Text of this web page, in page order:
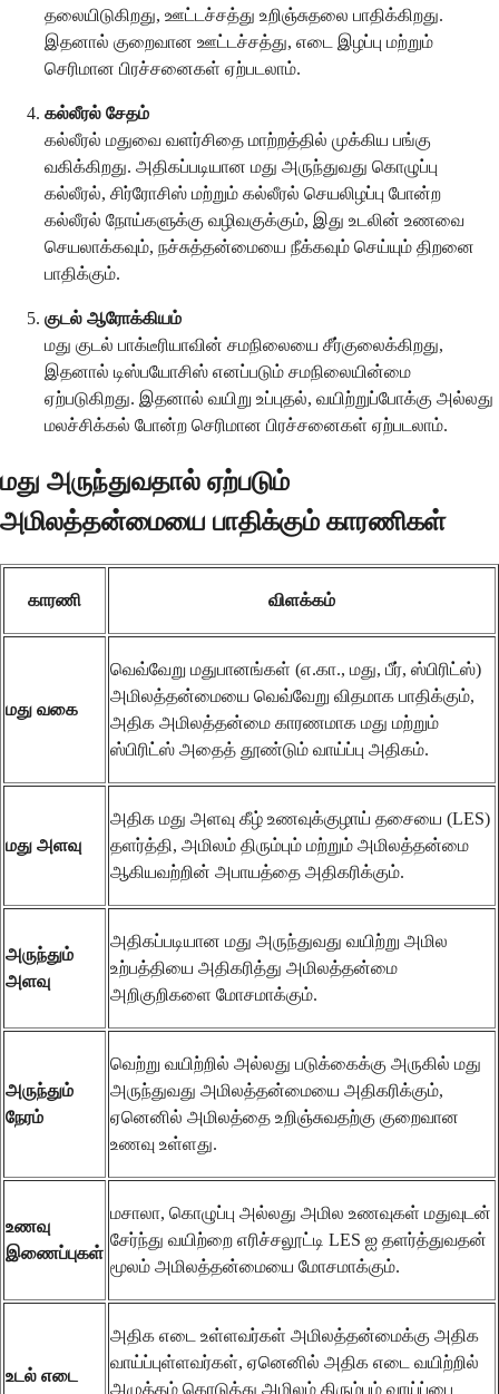
தலையிடுகிறது, ஊட்டச்சத்து உறிஞ்சுதலை பாதிக்கிறது.
இதனால் குறைவான ஊட்டச்சத்து, எடை இழப்பு மற்றும்
செரிமான பிரச்சனைகள் ஏற்படலாம்.
கல்லீரல் சேதம்
கல்லீரல் மதுவை வளர்சிதை மாற்றத்தில் முக்கிய பங்கு
வகிக்கிறது. அதிகப்படியான மது அருந்துவது கொழுப்பு
கல்லீரல், சிர்ரோசிஸ் மற்றும் கல்லீரல் செயலிழப்பு போன்ற
கல்லீரல் நோய்களுக்கு வழிவகுக்கும், இது உடலின் உணவை
செயலாக்கவும், நச்சுத்தன்மையை நீக்கவும் செய்யும் திறனை
பாதிக்கும்.
குடல் ஆரோக்கியம்
மது குடல் பாக்டீரியாவின் சமநிலையை சீர்குலைக்கிறது,
இதனால் டிஸ்பயோசிஸ் எனப்படும் சமநிலையின்மை
ஏற்படுகிறது. இதனால் வயிறு உப்புதல், வயிற்றுப்போக்கு அல்லது
மலச்சிக்கல் போன்ற செரிமான பிரச்சனைகள் ஏற்படலாம்.
மது அருந்துவதால் ஏற்படும்
அமிலத்தன்மையை பாதிக்கும் காரணிகள்
காரணி விளக்கம்
மது வகை
வெவ்வேறு மதுபானங்கள் (எ.கா., மது, பீர், ஸ்பிரிட்ஸ்)
அமிலத்தன்மையை வெவ்வேறு விதமாக பாதிக்கும்,
அதிக அமிலத்தன்மை காரணமாக மது மற்றும்
ஸ்பிரிட்ஸ் அதைத் தூண்டும் வாய்ப்பு அதிகம்.
மது அளவு
அதிக மது அளவு கீழ் உணவுக்குழாய் தசையை (LES)
தளர்த்தி, அமிலம் திரும்பும் மற்றும் அமிலத்தன்மை
ஆகியவற்றின் அபாயத்தை அதிகரிக்கும்.
அருந்தும்
அளவு
அதிகப்படியான மது அருந்துவது வயிற்று அமில
உற்பத்தியை அதிகரித்து அமிலத்தன்மை
அறிகுறிகளை மோசமாக்கும்.
அருந்தும்
நேரம்
வெற்று வயிற்றில் அல்லது படுக்கைக்கு அருகில் மது
அருந்துவது அமிலத்தன்மையை அதிகரிக்கும்,
ஏனெனில் அமிலத்தை உறிஞ்சுவதற்கு குறைவான
உணவு உள்ளது.
உணவு
இணைப்புகள்
மசாலா, கொழுப்பு அல்லது அமில உணவுகள் மதுவுடன்
சேர்ந்து வயிற்றை எரிச்சலூட்டி LES ஐ தளர்த்துவதன்
மூலம் அமிலத்தன்மையை மோசமாக்கும்.
உடல் எடை
அதிக எடை உள்ளவர்கள் அமிலத்தன்மைக்கு அதிக
வாய்ப்புள்ளவர்கள், ஏனெனில் அதிக எடை வயிற்றில்
அழுத்தம் கொடுத்து அமிலம் திரும்பும் வாய்ப்பை